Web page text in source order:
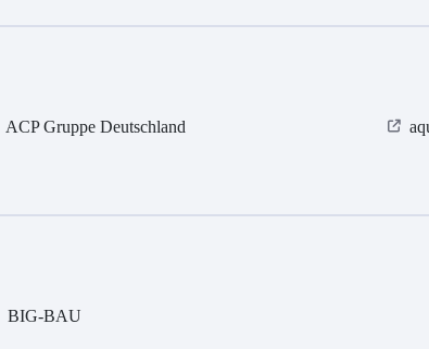
ACP Gruppe Deutschland
BIG-BAU